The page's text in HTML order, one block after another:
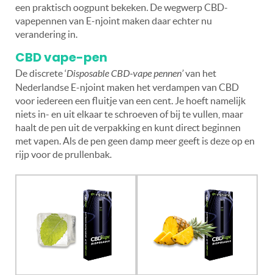
een praktisch oogpunt bekeken. De wegwerp CBD-
vapepennen van E-njoint maken daar echter nu
verandering in.
CBD vape-pen
De discrete ‘Disposable CBD-vape pennen’van het
Nederlandse E-njoint maken het verdampen van CBD
voor iedereen een fluitje van een cent. Je hoeft namelijk
niets in- en uit elkaar te schroeven of bij te vullen, maar
haalt de pen uit de verpakking en kunt direct beginnen
met vapen. Als de pen geen damp meer geeft is deze op en
rijp voor de prullenbak.